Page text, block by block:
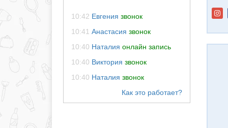
10:42 Евгения звонок
10:41 Анастасия звонок
10:40 Наталия онлайн запись
10:40 Виктория звонок
10:40 Наталия звонок